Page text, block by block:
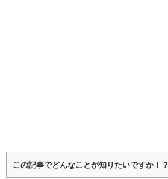
この記事でどんなことが知りたいですか！？